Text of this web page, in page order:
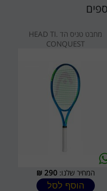
מחבט טניס הד HEAD TI.
CONQUEST
המחיר שלנו:290
₪
הוסף לסל